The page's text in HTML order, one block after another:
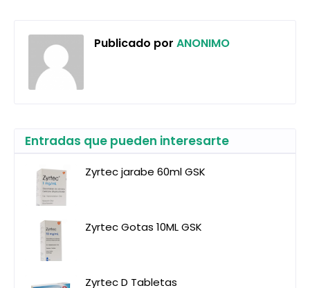
Publicado por ANONIMO
Entradas que pueden interesarte
Zyrtec jarabe 60ml GSK
Zyrtec Gotas 10ML GSK
Zyrtec D Tabletas